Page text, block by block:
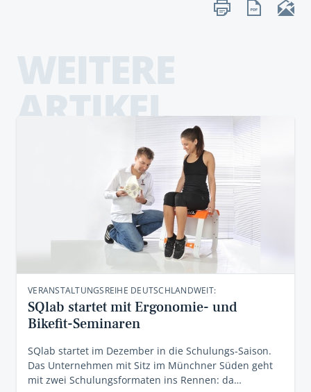
ARTIKEL
VERANSTALTUNGSREIHE DEUTSCHLANDWEIT:
SQlab startet mit Ergonomie- und
Bikefit-Seminaren
SQlab startet im Dezember in die Schulungs-Saison.
Das Unternehmen mit Sitz im Münchner Süden geht
mit zwei Schulungsformaten ins Rennen: da…